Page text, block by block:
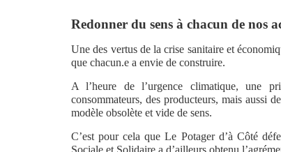
Redonner du sens à chacun de nos
Une des vertus de la crise sanitaire et
que chacun.e a envie de construire.
A l’heure de l’urgence climatique, une
consommateurs, des producteurs, mais aussi
modèle obsolète et vide de sens.
C’est pour cela que Le Potager d’à Côté